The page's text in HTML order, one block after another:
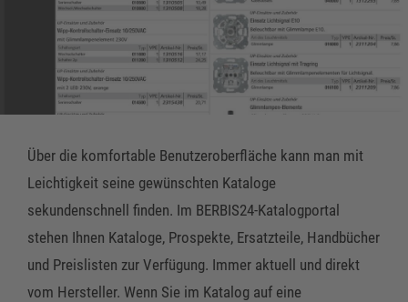
Über die komfortable Benutzeroberfläche kann man mit
Leichtigkeit seine gewünschten Kataloge
sekundenschnell finden. Im BERBIS24-Katalogportal
stehen Ihnen Kataloge, Prospekte, Ersatzteile, Handbücher
und Preislisten zur Verfügung. Immer aktuell und direkt
vom Hersteller. Wenn Sie im Katalog auf eine